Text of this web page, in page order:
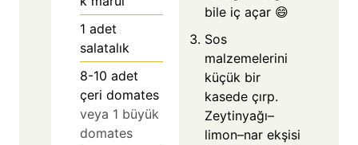
1 adet
salatalık
8-10 adet
çeri domates
veya 1 büyük
domates
bile iç açar 😄
Sos
malzemelerini
küçük bir
kasede çırp.
Zeytinyağı–
limon–nar ekşisi